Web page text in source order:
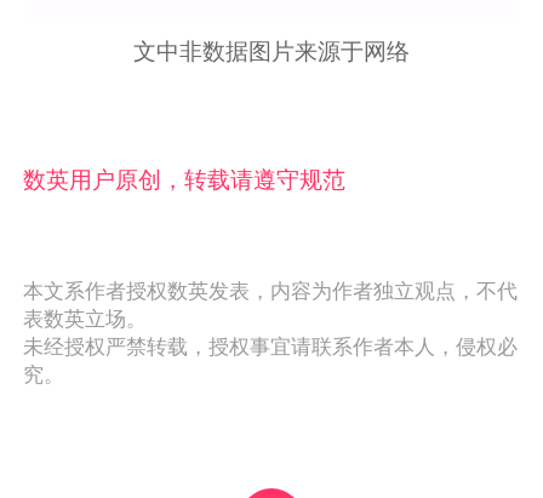
文中非数据图片来源于网络
数英用户原创，转载请遵守规范
本文系作者授权数英发表，内容为作者独立观点，不代
表数英立场。
未经授权严禁转载，授权事宜请联系作者本人，侵权必
究。